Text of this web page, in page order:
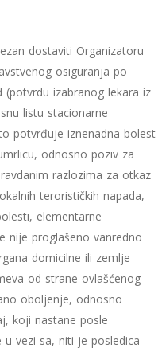
dostaviti Organizatoru
osiguranja po
izabranog lekara iz
listu stacionarne
potvrđuje iznenadna bolest
odnosno poziv za
razlozima za otkaz
terorističkih napada,
elementarne
nije proglašeno vanredno
domicilne ili zemlje
od strane ovlašćenog
oboljenje, odnosno
koji nastane posle
vezi sa, niti je posledica